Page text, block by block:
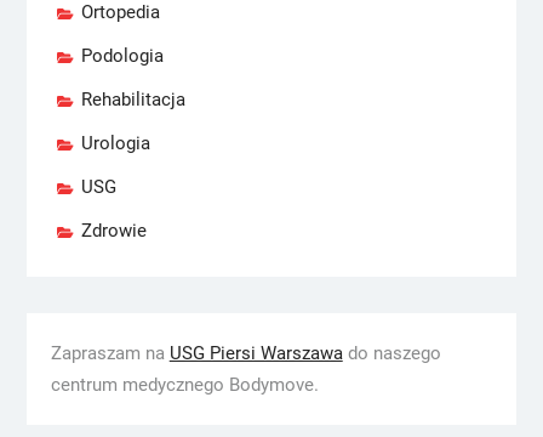
Ortopedia
Podologia
Rehabilitacja
Urologia
USG
Zdrowie
Zapraszam na USG Piersi Warszawado naszego
centrum medycznego Bodymove.